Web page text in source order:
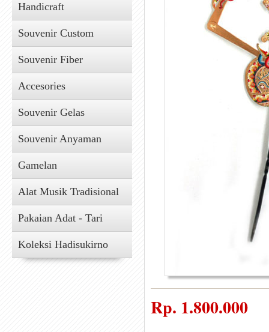
Handicraft
Souvenir Custom
Souvenir Fiber
Accesories
Souvenir Gelas
Souvenir Anyaman
Gamelan
Alat Musik Tradisional
Pakaian Adat - Tari
Koleksi Hadisukirno
Rp. 1.800.000